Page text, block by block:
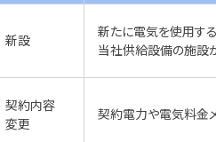
新設
新たに電気を使用する
当社供給設備の施
契約内容
変更
契約電力や電気料金